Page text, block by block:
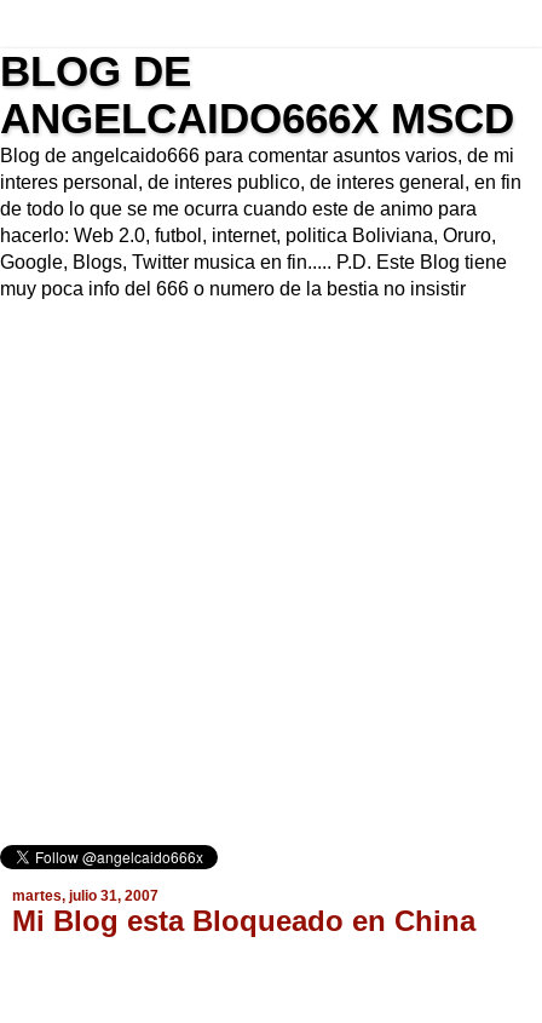
BLOG DE
ANGELCAIDO666X MSCD
Blog de angelcaido666 para comentar asuntos varios, de mi
interes personal, de interes publico, de interes general, en fin
de todo lo que se me ocurra cuando este de animo para
hacerlo: Web 2.0, futbol, internet, politica Boliviana, Oruro,
Google, Blogs, Twitter musica en fin..... P.D. Este Blog tiene
muy poca info del 666 o numero de la bestia no insistir
martes, julio 31, 2007
Mi Blog esta Bloqueado en China